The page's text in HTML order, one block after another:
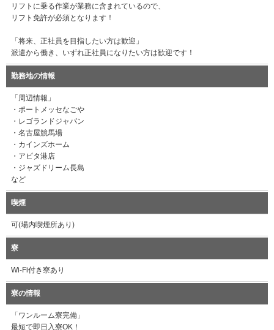
リフトに乗る作業が業務に含まれているので、
リフト免許が必須となります！
「将来、正社員を目指したい方は歓迎」
派遣から働き、いずれ正社員になりたい方は歓迎です！
勤務地の情報
「周辺情報」
・ポートメッセなごや
・レゴランドジャパン
・名古屋競馬場
・カインズホーム
・アピタ港店
・ジャズドリーム長島
など
喫煙
可(場内喫煙所あり)
寮
Wi-Fi付き寮あり
寮の情報
「ワンルーム寮完備」
最短で即日入寮OK！